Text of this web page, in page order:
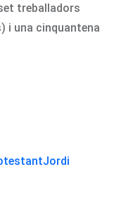
treballadors
i una cinquantena
Jordi